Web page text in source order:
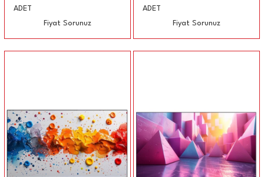
ADET
Fiyat Sorunuz
ADET
Fiyat Sorunuz